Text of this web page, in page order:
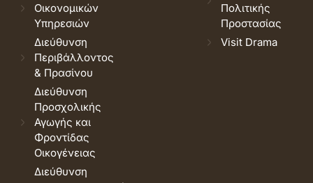
Οικονομικών
Υπηρεσιών
Διεύθυνση
Περιβάλλοντος
& Πρασίνου
Διεύθυνση
Προσχολικής
Αγωγής και
Φροντίδας
Οικογένειας
Διεύθυνση
Πολιτικής
Προστασίας
Visit Drama